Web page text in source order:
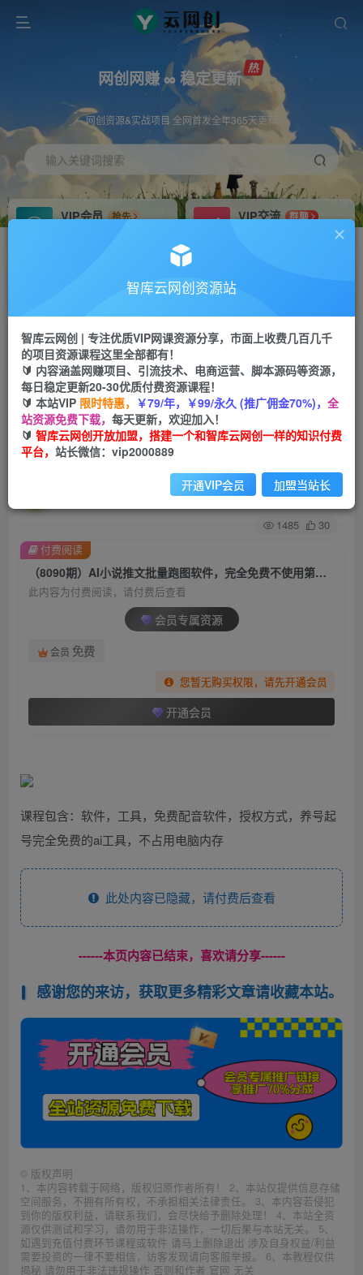
网创网赚 ∞ 稳定更新
网创资源&实战项目 全网首发全年365天更新
输入关键词搜索
VIP会员
抢先
VIP交流
群聊
研究探讨更多创业项目路子。
会员专属推广链接
网赚网创 项目
365天稳定跟新
APP下载
GO
首页 创业课程 会员专属 正文
（8090期）AI小说推文批量跑图软件，完全免费
不使用第三方，月入过万没问题
关注 私信
1485 30
（8090期）AI小说推文批量跑图软件，完全免费不使用第三方，月入过万没问题
此内容为付费阅读，请付费后查看
会员专属资源
会员 免费
您暂无购买权限，请先开通会员
开通会员
付费阅读
课程包含：软件，工具，免费配音软件，授权方式，养号起
号完全免费的ai工具，不占用电脑内存
此处内容已隐藏，请付费后查看
------本页内容已结束，喜欢请分享------
感谢您的来访，获取更多精彩文章请收藏本站。
© 版权声明
1、本内容转载于网络，版权归原作者所有！ 2、本站仅提供信息存储
空间服务，不拥有所有权，不承担相关法律责任。 3、本内容若侵犯
到你的版权利益，请联系我们，会尽快给予删除处理！ 4、本站全资
源仅供测试和学习，请勿用于非法操作，一切后果与本站无关。 5、
如遇到充值付费环节课程或软件 请马上删除退出 涉及自身权益/利益
需要投资的一律不要相信，访客发现请向客服举报。 6、本教程仅供
揭秘 请勿用于非法违规操作 否则和作者 官网 无关
智库云网创资源站
智库云网创 | 专注优质VIP网课资源分享，市面上收费几百几千
的项目资源课程这里全部都有！
🔰 内容涵盖网赚项目、引流技术、电商运营、脚本源码等资源，
每日稳定更新20-30优质付费资源课程！
🔰 本站VIP 限时特惠， ￥79/年，￥99/永久 (推广佣金70%)， 全
站资源免费下载， 每天更新，欢迎加入！
🔰 智库云网创开放加盟，搭建一个和智库云网创一样的知识付费
平台， 站长微信：vip2000889
开通VIP会员 加盟当站长